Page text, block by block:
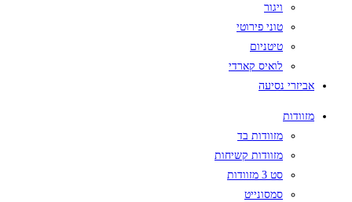
ויגור
טוני פירוטי
טיטניום
לואיס קארדי
אביזרי נסיעה
מזוודות
מזוודות בד
מזוודות קשיחות
סט 3 מזוודות
סמסונייט